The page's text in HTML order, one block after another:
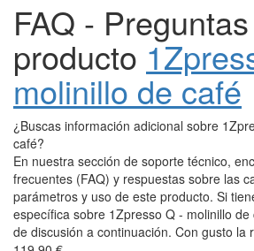
Reseñas
Al por mayor
Vales de regalo
Ofertas
Outlet
info@baristashop.es
Té de la cápsula ECO, ¿por qué no?
¿Cómo elegir una cafetera de viaje?